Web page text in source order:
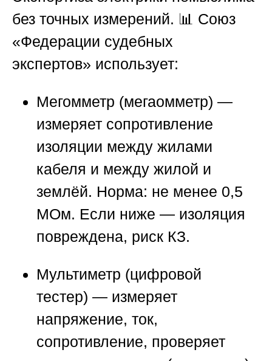
без точных измерений. 📊 Союз
«Федерации судебных
экспертов» использует:
Мегомметр (мегаомметр) —
измеряет сопротивление
изоляции между жилами
кабеля и между жилой и
землёй. Норма: не менее 0,5
МОм. Если ниже — изоляция
повреждена, риск КЗ.
Мультиметр (цифровой
тестер) — измеряет
напряжение, ток,
сопротивление, проверяет